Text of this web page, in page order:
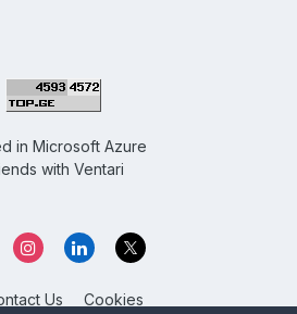
in Microsoft Azure
with Ventari
Us Cookies